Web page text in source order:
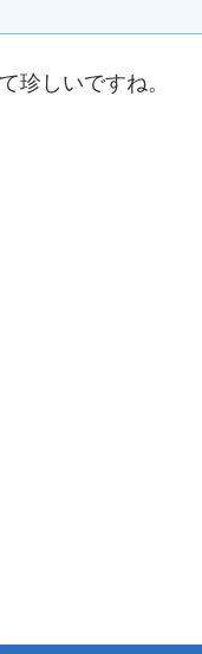
珍しいですね。